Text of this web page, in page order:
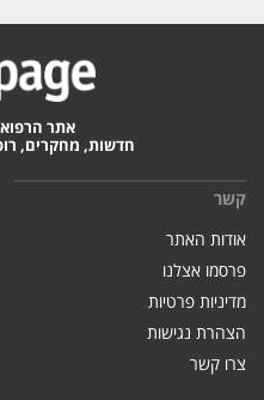
אתר
חדשות, מחקרים,
קשר
אודות האתר
פרסמו אצלנו
מדיניות פרטיות
הצהרת נגישות
צרו קשר